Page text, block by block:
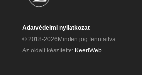
Adatvédelmi nyilatkozat
© 2018-2026Minden jog fenntartva.
Az oldalt készítette: KeeriWeb